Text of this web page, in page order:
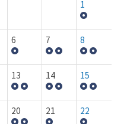
1
6 7 8
13 14 15
20 21 22